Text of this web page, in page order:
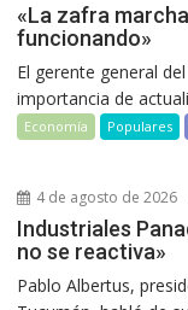
«La zafra
funcionando»
El gerente general
importancia de
Economía Populares
4 de agosto de 2026
Industriales
no se reactiva»
Pablo Albertus,